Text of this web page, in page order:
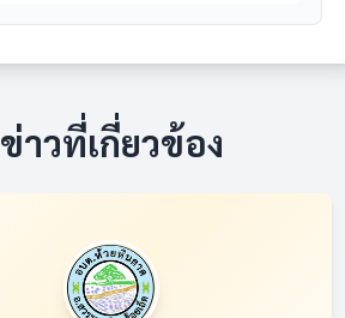
ข่าวที่เกี่ยวข้อง